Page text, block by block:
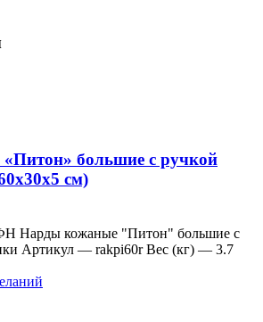
большие с ручкой
см)
Нарды кожаные "Питон" большие с
Артикул — rakpi60r Вес (кг) — 3.7